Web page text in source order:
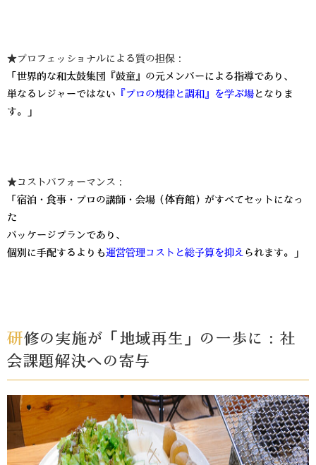
★プロフェッショナルによる質の担保：
「世界的な和太鼓集団『鼓童』の元メンバーによる指導であり、
単なるレジャーではない 『プロの規律と調和』を学ぶ場 となりま
す。」
★コストパフォーマンス：
「宿泊・食事・プロの講師・会場（体育館）がすべてセットになっ
た
パッケージプランであり、
個別に手配するよりも運営管理コストと総予算を抑え られます。」
研修の実施が「地域再生」の一歩に：社
会課題解決への寄与